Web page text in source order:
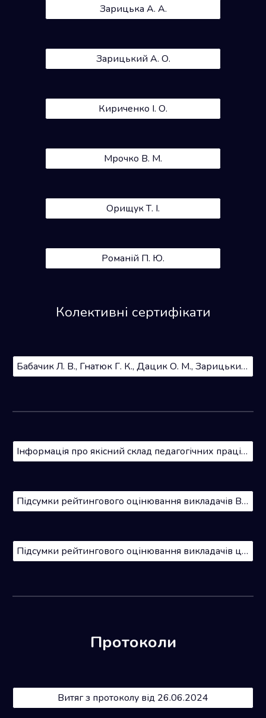
Зарицька А. А.
Зарицький А. О.
Кириченко І. О.
Мрочко В. М.
Орищук Т. І.
Романій П. Ю.
Колективні сертифікати
Бабачик Л. В., Гнатюк Г. К., Дацик О. М., Зарицький А. О. Романій П. Ю. Гонтар О. С. Єфімчук Ю. В. Зарицька А. А. та ін)
Інформація про якісний склад педагогічних працівників
Підсумки рейтингового оцінювання викладачів ВФККМ 2025
Підсумки рейтингового оцінювання викладачів циклової комісії хорового диригування та співу
Протоколи
Витяг з протоколу від 26.06.2024